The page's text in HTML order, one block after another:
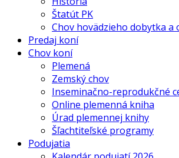
Štatút PK
Chov hovädzieho dobytka a
Predaj koní
Chov koní
Plemená
Zemský chov
Inseminačno-reprodukčné
Online plemenná kniha
Úrad plemennej knihy
Šľachtiteľské programy
Podujatia